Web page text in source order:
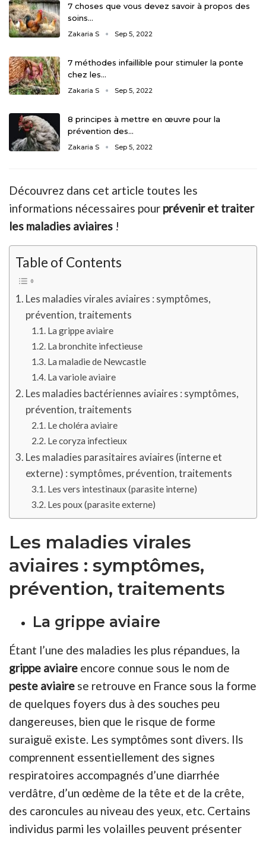
7 choses que vous devez savoir à propos des
soins…
Zakaria S Sep 5, 2022
7 méthodes infaillible pour stimuler la ponte
chez les…
Zakaria S Sep 5, 2022
8 principes à mettre en œuvre pour la
prévention des…
Zakaria S Sep 5, 2022
Découvrez dans cet article toutes les
informations nécessaires pour prévenir et traiter
les maladies aviaires !
Table of Contents
Les maladies virales aviaires : symptômes,
prévention, traitements
La grippe aviaire
La bronchite infectieuse
La maladie de Newcastle
La variole aviaire
Les maladies bactériennes aviaires : symptômes,
prévention, traitements
Le choléra aviaire
Le coryza infectieux
Les maladies parasitaires aviaires (interne et
externe) : symptômes, prévention, traitements
Les vers intestinaux (parasite interne)
Les poux (parasite externe)
Les maladies virales
aviaires : symptômes,
prévention, traitements
La grippe aviaire
Étant l’une des maladies les plus répandues, la
grippe aviaire encore connue sous le nom de
peste aviaire se retrouve en France sous la forme
de quelques foyers dus à des souches peu
dangereuses, bien que le risque de forme
suraiguë existe. Les symptômes sont divers. Ils
comprennent essentiellement des signes
respiratoires accompagnés d’une diarrhée
verdâtre, d’un œdème de la tête et de la crête,
des caroncules au niveau des yeux, etc. Certains
individus parmi les volailles peuvent présenter